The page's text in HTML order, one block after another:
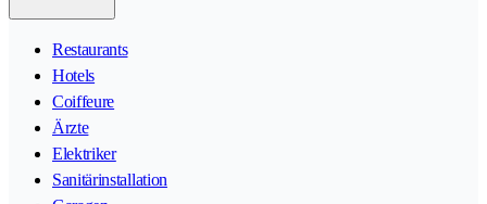
Restaurants
Hotels
Coiffeure
Ärzte
Elektriker
Sanitärinstallation